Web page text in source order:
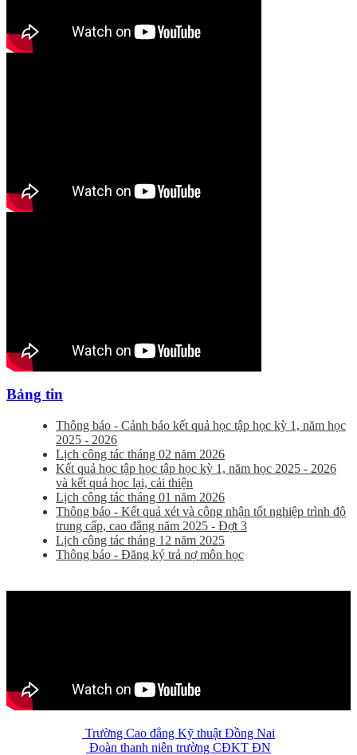
Bảng tin
Thông báo - Cảnh báo kết quả học tập học kỳ 1, năm học
2025 - 2026
Lịch công tác tháng 02 năm 2026
Kết quả học tập học tập học kỳ 1, năm học 2025 - 2026
và kết quả học lại, cải thiện
Lịch công tác tháng 01 năm 2026
Thông báo - Kết quả xét và công nhận tốt nghiệp trình độ
trung cấp, cao đẳng năm 2025 - Đợt 3
Lịch công tác tháng 12 năm 2025
Thông báo - Đăng ký trả nợ môn học
Trường Cao đẳng Kỹ thuật Đồng Nai
Đoàn thanh niên trường CĐKT ĐN